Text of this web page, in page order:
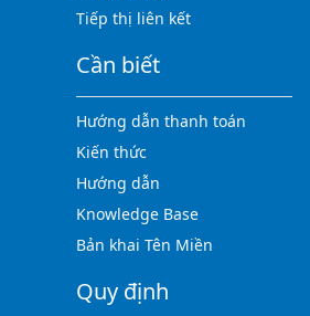
Tiếp thị liên kết
Cần biết
Hướng dẫn thanh toán
Kiến thức
Hướng dẫn
Knowledge Base
Bản khai Tên Miền
Quy định